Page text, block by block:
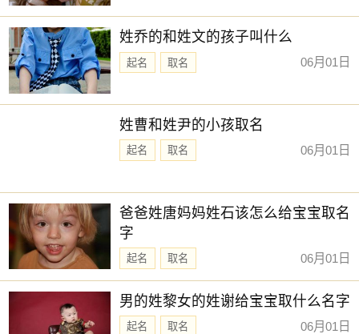
姓乔的和姓文的孩子叫什么
起名 取名 06月01日
姓曹和姓尹的小孩取名
起名 取名 06月01日
爸爸姓唐妈妈姓石该怎么给宝宝取名
字
起名 取名 06月01日
男的姓黎女的姓谢给宝宝取什么名字
起名 取名 06月01日